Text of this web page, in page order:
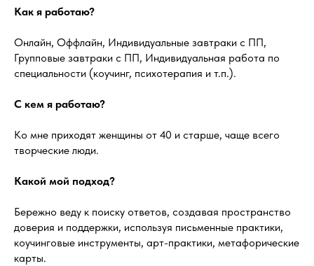
Как я работаю?
Онлайн, Оффлайн, Индивидуальные завтраки с ПП,
Групповые завтраки с ПП, Индивидуальная работа по
специальности (коучинг, психотерапия и т.п.).
С кем я работаю?
Ко мне приходят женщины от 40 и старше, чаще всего
творческие люди.
Какой мой подход?
Бережно веду к поиску ответов, создавая пространство
доверия и поддержки, используя письменные практики,
коучинговые инструменты, арт-практики, метафорические
карты.